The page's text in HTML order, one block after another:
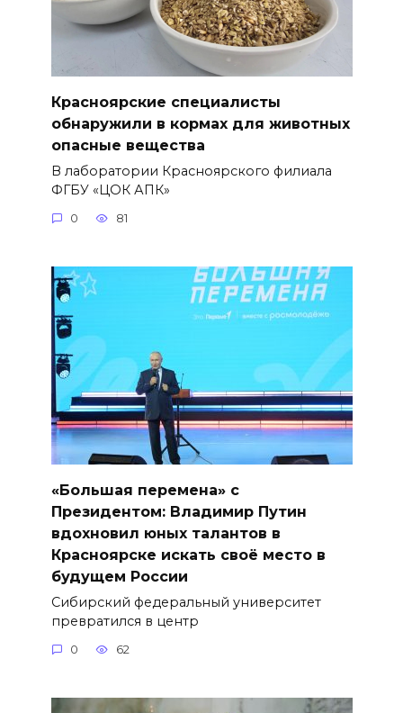
Красноярские специалисты
обнаружили в кормах для животных
опасные вещества
В лаборатории Красноярского филиала
ФГБУ «ЦОК АПК»
0 81
«Большая перемена» с
Президентом: Владимир Путин
вдохновил юных талантов в
Красноярске искать своё место в
будущем России
Сибирский федеральный университет
превратился в центр
0 62